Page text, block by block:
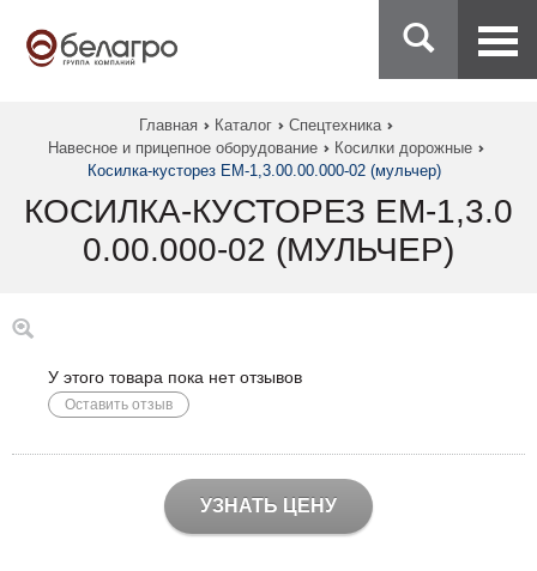
Главная Каталог
Спецтехника
Навесное и прицепное оборудование
Косилки дорожные
Косилка-кусторез ЕМ-1,3.00.00.000-02 (мульчер)
КОСИЛКА-КУСТОРЕЗ ЕМ-1,3.0
0.00.000-02 (МУЛЬЧЕР)
У этого товара пока нет отзывов
Оставить отзыв
УЗНАТЬ ЦЕНУ